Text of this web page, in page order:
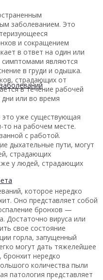
заболеванием. Это
и сокращением
в ответ на один или
симптомами являются
в груди и одышка.
страдающих от
в течение рабочей
или во время
уже существующая
то на рабочем месте.
с работой.
дыхательные пути, могут
страдающих
у людей, страдающих
которое нередко
Оно представляет собой
бронхов —
Достаточно вируса или
свое состояние
горла, запущенный
могут дать тяжелейшее
бронхит нередко
количества пыли
патология представляет